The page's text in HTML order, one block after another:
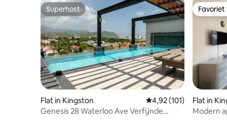
Superhost
Superhost
Flat in Kingston Gemiddelde
4,92 (101)
Genesis 28 Waterloo Ave Verfijnde
Flat in
Modern
locatie